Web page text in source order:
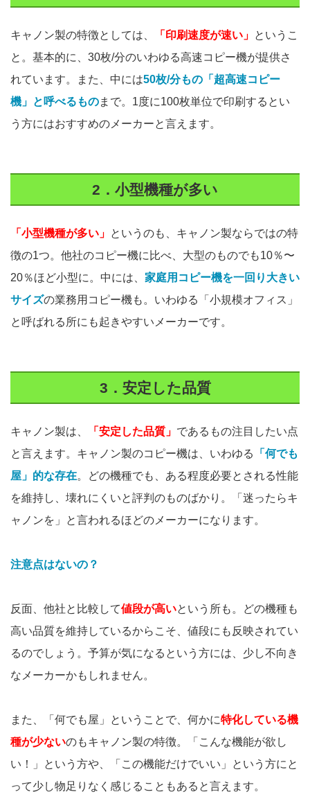
キャノン製の特徴としては、 「印刷速度が速い」 というこ
と。基本的に、30枚/分のいわゆる高速コピー機が提供さ
れています。また、中には50枚/分もの「超高速コピー
機」と呼べるものまで。1度に100枚単位で印刷するとい
う方にはおすすめのメーカーと言えます。
2．小型機種が多い
「小型機種が多い」 というのも、キャノン製ならではの特
徴の1つ。他社のコピー機に比べ、大型のものでも10％〜
20％ほど小型に。中には、 家庭用コピー機を一回り大きい
サイズの業務用コピー機も。いわゆる「小規模オフィス」
と呼ばれる所にも起きやすいメーカーです。
3．安定した品質
キャノン製は、 「安定した品質」 であるもの注目したい点
と言えます。キャノン製のコピー機は、いわゆる
「何でも
屋」的な存在。どの機種でも、ある程度必要とされる性能
を維持し、壊れにくいと評判のものばかり。「迷ったらキ
ャノンを」と言われるほどのメーカーになります。
注意点はないの？
反面、他社と比較して値段が高いという所も。どの機種も
高い品質を維持しているからこそ、値段にも反映されてい
るのでしょう。予算が気になるという方には、少し不向き
なメーカーかもしれません。
また、「何でも屋」ということで、何かに特化している機
種が少ないのもキャノン製の特徴。「こんな機能が欲し
い！」という方や、「この機能だけでいい」という方にと
って少し物足りなく感じることもあると言えます。